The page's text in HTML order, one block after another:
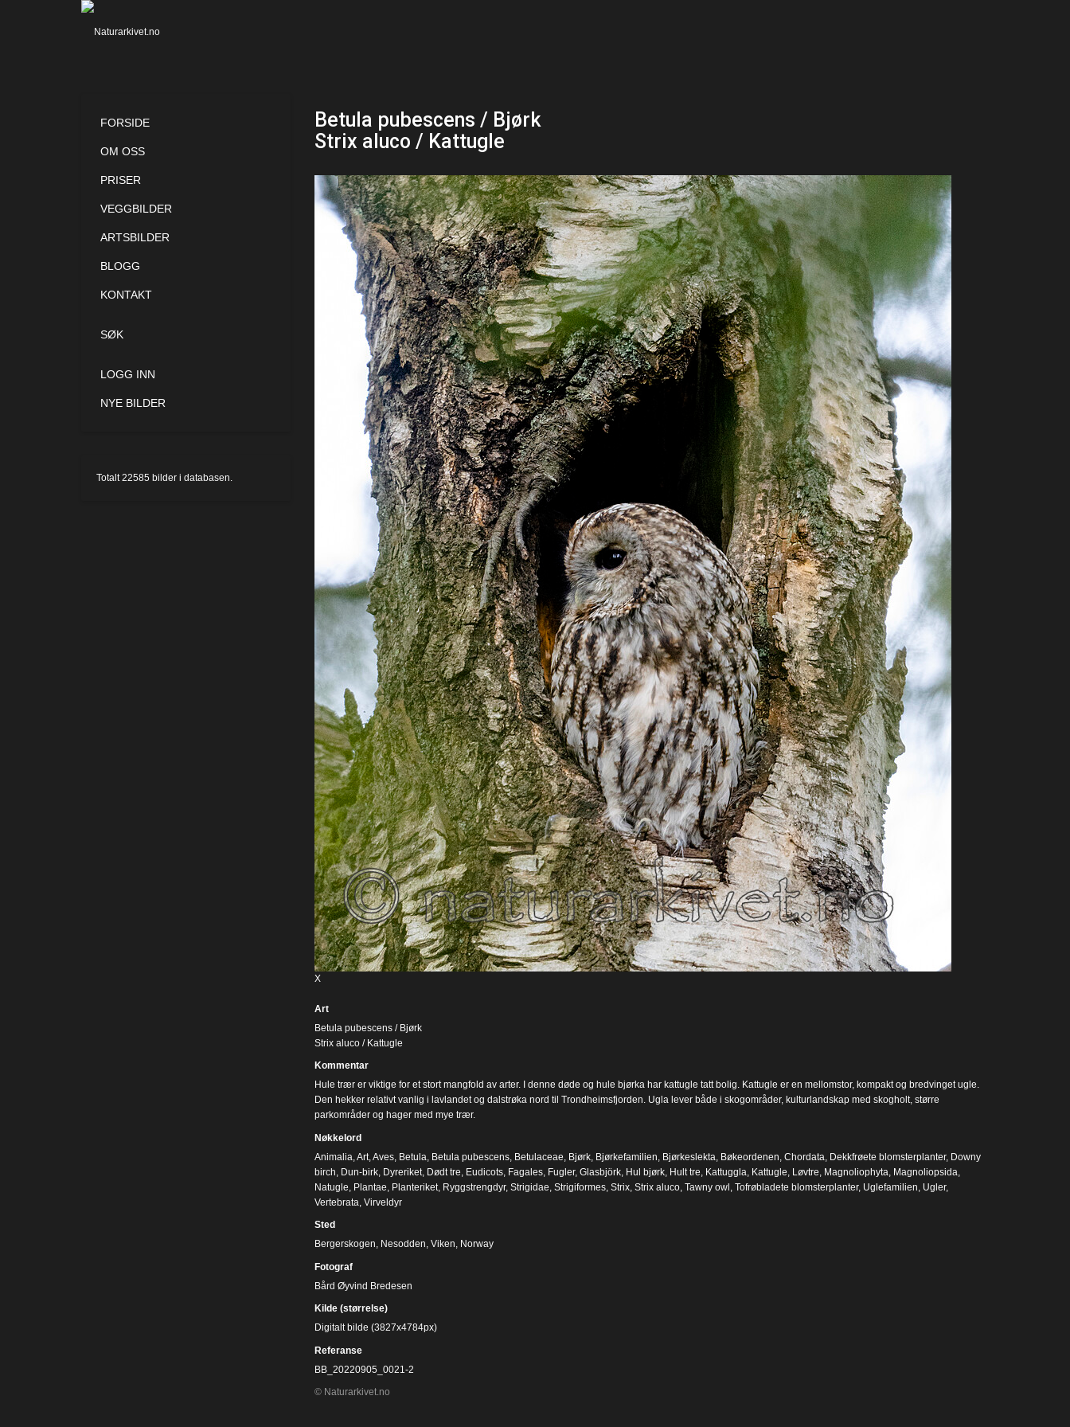
Betula pubescens / Bjørk
Strix aluco / Kattugle
X
Art
Betula pubescens / Bjørk
Strix aluco / Kattugle
Kommentar
Hule trær er viktige for et stort mangfold av arter. I denne døde og hule bjørka har kattugle tatt bolig. Kattugle er en mellomstor, kompakt og bredvinget ugle.
Den hekker relativt vanlig i lavlandet og dalstrøka nord til Trondheimsfjorden. Ugla lever både i skogområder, kulturlandskap med skogholt, større
parkområder og hager med mye trær.
Nøkkelord
Animalia Art, Aves, Betula Betula pubescens, Betulaceae Bjørk, Bjørkefamilien Bjørkeslekta Bøkeordenen Chordata Dekkfrøete blomsterplanter, Downy
birch Dun-birk, Dyreriket, Dødt tre Eudicots, Fagales, Fugler, Glasbjörk, Hul bjørk, Hult tre Kattuggla Kattugle Løvtre Magnoliophyta Magnoliopsida
Natugle Plantae Planteriket, Ryggstrengdyr, Strigidae Strigiformes, Strix, Strix aluco, Tawny owl Tofrøbladete blomsterplanter, Uglefamilien Ugler,
Vertebrata Virveldyr
Sted
Bergerskogen, Nesodden, Viken, Norway
Fotograf
Bård Øyvind Bredesen
Kilde (størrelse)
Digitalt bilde (3827x4784px)
Referanse
BB_20220905_0021-2
© Naturarkivet.no
FORSIDE
OM OSS
PRISER
VEGGBILDER
ARTSBILDER
BLOGG
KONTAKT
SØK
LOGG INN
NYE BILDER
Totalt22585 bilder i databasen.